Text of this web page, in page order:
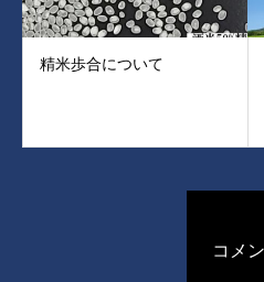
精米歩合について
コメ